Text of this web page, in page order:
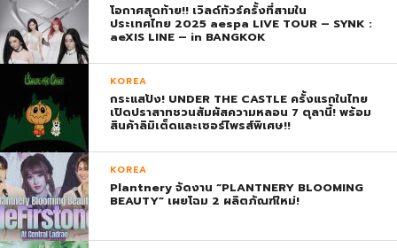
โอกาศสุดท้าย!! เวิลด์ทัวร์ครั้งที่สามใน
ประเทศไทย 2025 aespa LIVE TOUR – SYNK :
aeXIS LINE – in BANGKOK
KOREA
กระแสปัง! UNDER THE CASTLE ครั้งแรกในไทย
เปิดปราสาทชวนสัมผัสความหลอน 7 ตุลานี้! พร้อม
สินค้าลิมิเต็ดและเซอร์ไพรส์พิเศษ!!
KOREA
Plantnery จัดงาน “PLANTNERY BLOOMING
BEAUTY” เผยโฉม 2 ผลิตภัณฑ์ใหม่!